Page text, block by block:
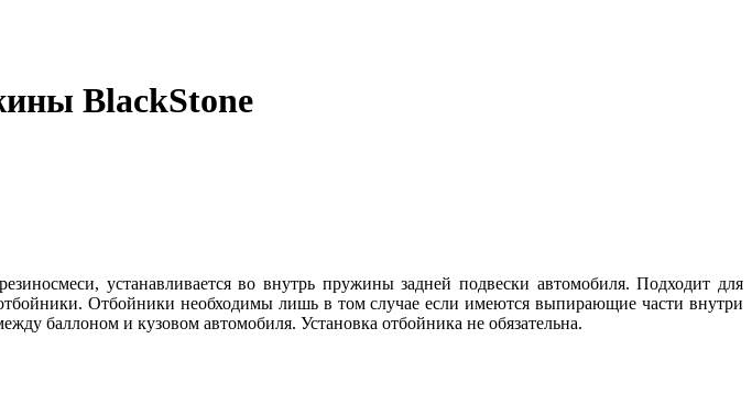
BlackStone
устанавливается во внутрь пружины задней подвески автомобиля. Подходит для
Отбойники необходимы лишь в том случае если имеются выпирающие части внутри
баллоном и кузовом автомобиля. Установка отбойника не обязательна.